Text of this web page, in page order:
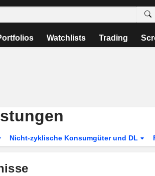
Watchlists Trading
Nicht-zyklische Konsumgüter und DL